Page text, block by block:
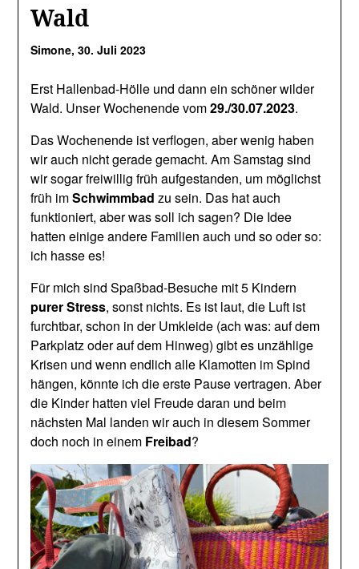
Wald
Simone,30. Juli 2023
Erst Hallenbad-Hölle und dann ein schöner wilder
Wald. Unser Wochenende vom29./30.07.2023.
Das Wochenende ist verflogen, aber wenig haben
wir auch nicht gerade gemacht. Am Samstag sind
wir sogar freiwillig früh aufgestanden, um möglichst
früh imSchwimmbad zu sein. Das hat auch
funktioniert, aber was soll ich sagen? Die Idee
hatten einige andere Familien auch und so oder so:
ich hasse es!
Für mich sind Spaßbad-Besuche mit 5 Kindern
purer Stress, sonst nichts. Es ist laut, die Luft ist
furchtbar, schon in der Umkleide (ach was: auf dem
Parkplatz oder auf dem Hinweg) gibt es unzählige
Krisen und wenn endlich alle Klamotten im Spind
hängen, könnte ich die erste Pause vertragen. Aber
die Kinder hatten viel Freude daran und beim
nächsten Mal landen wir auch in diesem Sommer
doch noch in einem Freibad?